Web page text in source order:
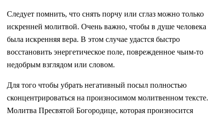
Следует помнить, что снять порчу или сглаз можно только
искренней молитвой. Очень важно, чтобы в душе человека
была искренняя вера. В этом случае удастся быстро
восстановить энергетическое поле, поврежденное чьим-то
недобрым взглядом или словом.
Для того чтобы убрать негативный посыл полностью
сконцентрироваться на произносимом молитвенном тексте.
Молитва Пресвятой Богородице, которая произносится